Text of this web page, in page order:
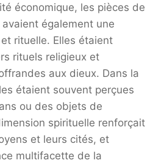
économique, les pièces de
également une
rituelle. Elles étaient
rituels religieux et
aux dieux. Dans la
étaient souvent perçues
ou des objets de
spirituelle renforçait
et leurs cités, et
multifacette de la